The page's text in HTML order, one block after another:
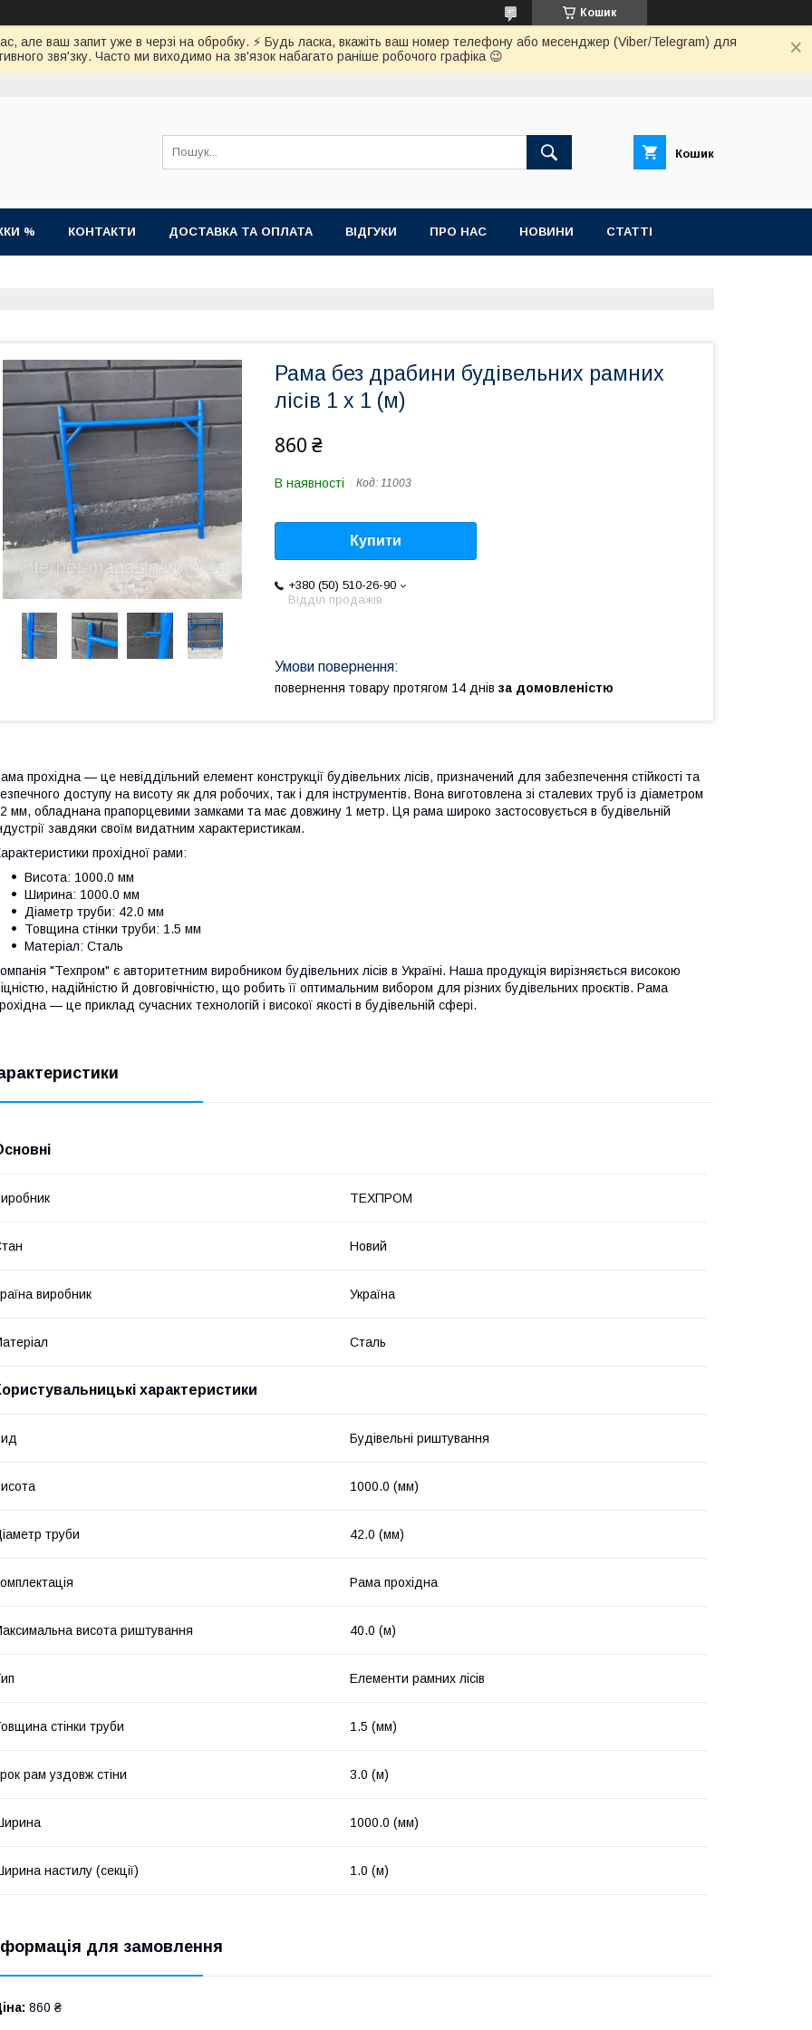
Кошик
але ваш запит уже в черзі на обробку. ⚡️ Будь ласка, вкажіть ваш номер телефону або месенджер (Viber/Telegram) для
звя'зку. Часто ми виходимо на зв'язок набагато раніше робочого графіка 😉
Кошик
% КОНТАКТИ ДОСТАВКА ТА ОПЛАТА ВІДГУКИ ПРО НАС НОВИНИ СТАТТІ
Рама без драбини будівельних рамних
лісів 1 х 1 (м)
860 ₴
В наявності Код: 11003
Купити
+380 (50) 510-26-90
Відділ продажів
повернення товару протягом 14 днів за домовленістю
прохідна — це невіддільний елемент конструкції будівельних лісів, призначений для забезпечення стійкості та
доступу на висоту як для робочих, так і для інструментів. Вона виготовлена зі сталевих труб із діаметром
мм, обладнана прапорцевими замками та має довжину 1 метр. Ця рама широко застосовується в будівельній
завдяки своїм видатним характеристикам.
прохідної рами:
Висота: 1000.0 мм
Ширина: 1000.0 мм
Діаметр труби: 42.0 мм
Товщина стінки труби: 1.5 мм
Матеріал: Сталь
"Техпром" є авторитетним виробником будівельних лісів в Україні. Наша продукція вирізняється високою
надійністю й довговічністю, що робить її оптимальним вибором для різних будівельних проєктів. Рама
— це приклад сучасних технологій і високої якості в будівельній сфері.
ТЕХПРОМ
Новий
виробник Україна
Сталь
характеристики
Будівельні риштування
1000.0 (мм)
труби 42.0 (мм)
Рама прохідна
висота риштування 40.0 (м)
Елементи рамних лісів
стінки труби 1.5 (мм)
рам уздовж стіни 3.0 (м)
1000.0 (мм)
настилу (секції) 1.0 (м)
для замовлення
860 ₴